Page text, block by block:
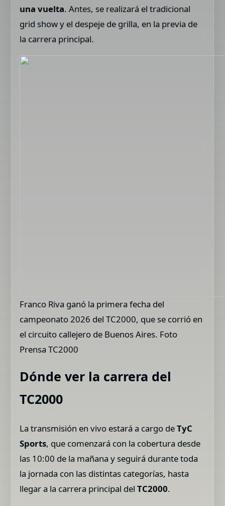
una vuelta. Antes, se realizará el tradicional
grid show y el despeje de grilla, en la previa de
la carrera principal.
Franco Riva ganó la primera fecha del
campeonato 2026 del TC2000, que se corrió en
el circuito callejero de Buenos Aires. Foto
Prensa TC2000
Dónde ver la carrera del
TC2000
La transmisión en vivo estará a cargo deTyC
Sports, que comenzará con la cobertura desde
las 10:00 de la mañana y seguirá durante toda
la jornada con las distintas categorías, hasta
llegar a la carrera principal delTC2000.